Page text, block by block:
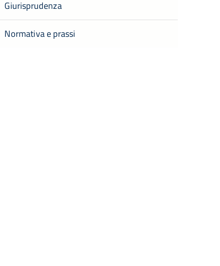
Giurisprudenza
Normativa e prassi